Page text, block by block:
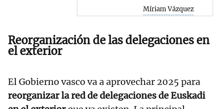
Míriam Vázquez
Reorganización de las delegaciones en
el exterior
El Gobierno vasco va a aprovechar 2025 para
reorganizar la red de delegaciones de Euskadi